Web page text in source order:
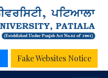
Fake Websites Notice